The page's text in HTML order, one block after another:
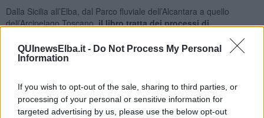
QUInewsElba.it - Do Not Process My Personal
Information
If you wish to opt-out of the sale, sharing to third parties, or
processing of your personal or sensitive information for
targeted advertising by us, please use the below opt-out
Dalla Sicilia all’Elba, dal Parco fluviale dell’Alcantara a quello
dell’Arcipelago Toscano,il libro tratta dei processi di
valorizzazione del territorio, accomunati dalla necessità di far
diventare i “luoghi” eccellenze da far conoscere nella loro specificità
ed ambientale